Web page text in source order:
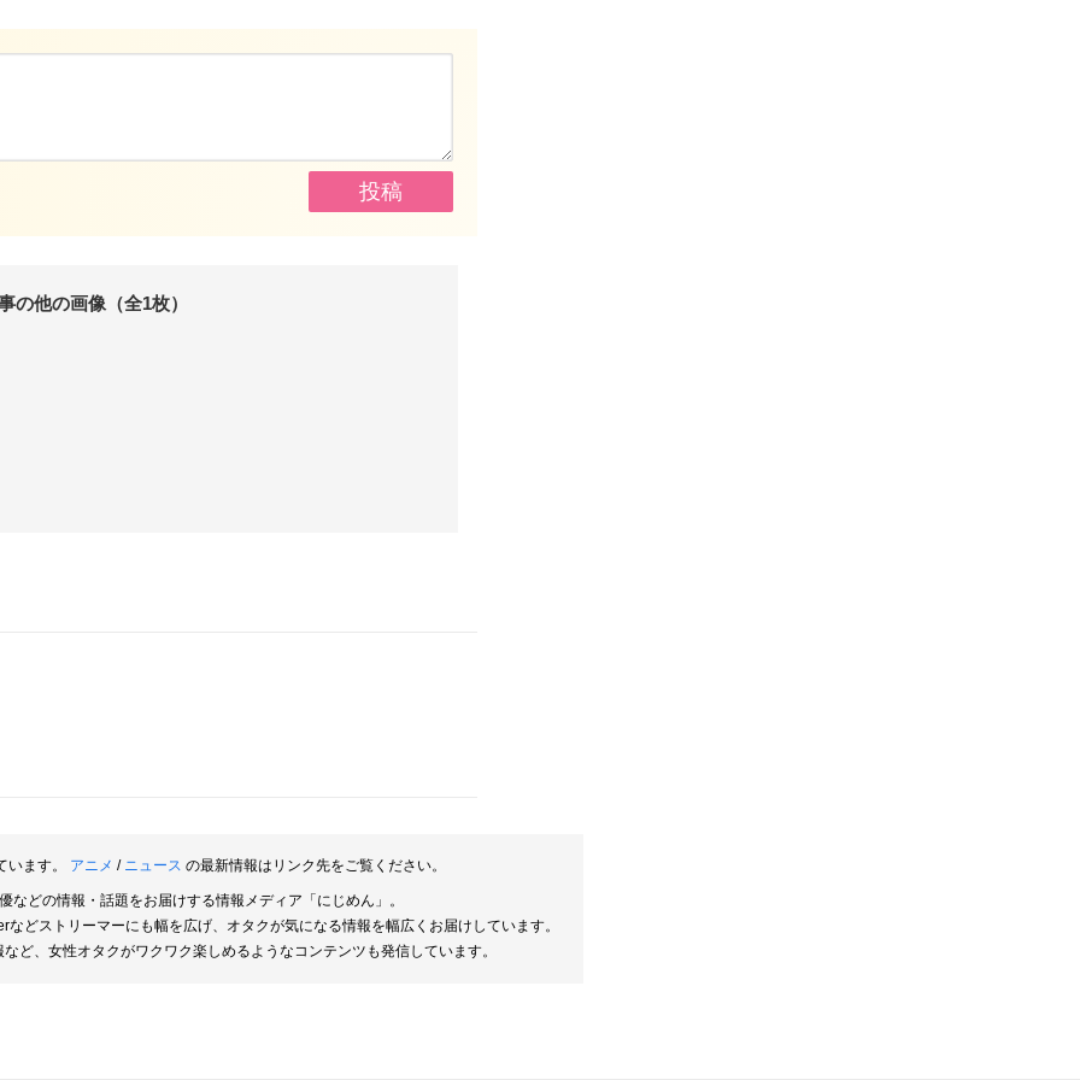
の他の画像（全1枚）
います。 アニメ / ニュース の最新情報はリンク先をご覧ください。
どの情報・話題をお届けする情報メディア「にじめん」。
どストリーマーにも幅を広げ、オタクが気になる情報を幅広くお届けしています。
ど、女性オタクがワクワク楽しめるようなコンテンツも発信しています。